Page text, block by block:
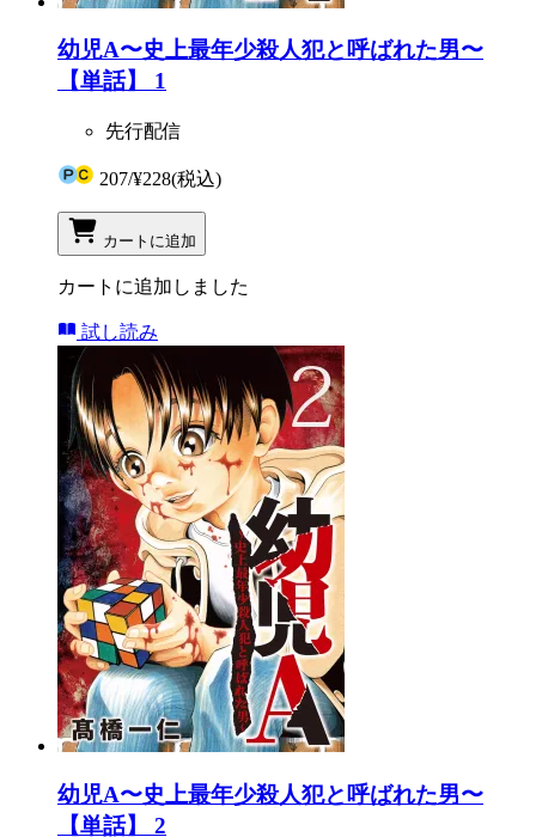
幼児A〜史上最年少殺人犯と呼ばれた男〜
【単話】 1
先行配信
207/¥228(税込)
カートに追加
カートに追加しました
試し読み
幼児A〜史上最年少殺人犯と呼ばれた男〜
【単話】 2